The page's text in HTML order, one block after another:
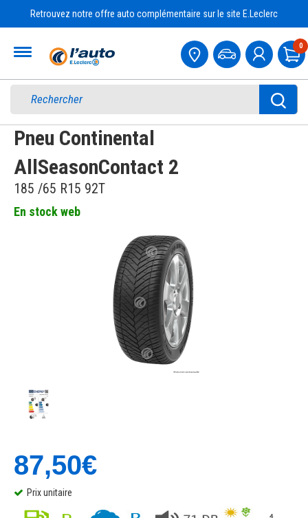
Retrouvez notre offre auto complémentaire sur le site E.Leclerc
0
Pneu Continental
AllSeasonContact 2
185 /65 R15 92T
En stock web
87,50€
Prix unitaire